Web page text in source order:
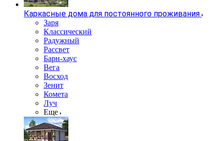
Каркасные дома для постоянного проживания
Заря
Классический
Радужный
Рассвет
Барн-хаус
Вега
Восход
Зенит
Комета
Луч
Еще